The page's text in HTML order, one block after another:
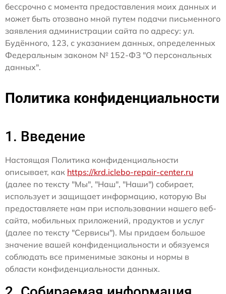
бессрочно с момента предоставления моих данных и
может быть отозвано мной путем подачи письменного
заявления администрации сайта по адресу: ул.
Будённого, 123, с указанием данных, определенных
Федеральным законом № 152-ФЗ "О персональных
данных".
Политика конфиденциальности
1. Введение
Настоящая Политика конфиденциальности
описывает, как https://krd.iclebo-repair-center.ru
(далее по тексту "Мы", "Наш", "Наши") собирает,
использует и защищает информацию, которую Вы
предоставляете нам при использовании нашего веб-
сайта, мобильных приложений, продуктов и услуг
(далее по тексту "Сервисы"). Мы придаем большое
значение вашей конфиденциальности и обязуемся
соблюдать все применимые законы и нормы в
области конфиденциальности данных.